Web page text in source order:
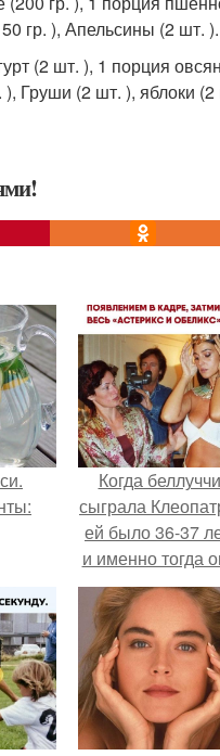
гр. ), Апельсины (2 шт. ).
(2 шт. ), 1 порция
Груши (2 шт. ), яблоки
Когда беллуччи
сыграла
ей было 36-37
и именно тогда
находилась на
вершине